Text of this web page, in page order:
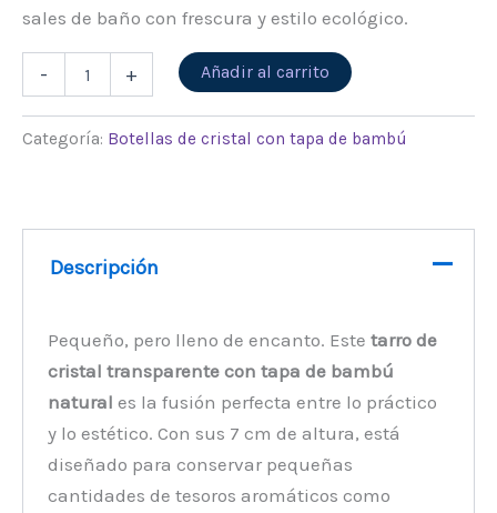
sales de baño con frescura y estilo ecológico.
- + Añadir al carrito
Categoría: Botellas de cristal con tapa de bambú
Descripción
Pequeño, pero lleno de encanto. Estetarro de
cristal transparente con tapa de bambú
natural es la fusión perfecta entre lo práctico
y lo estético. Con sus 7 cm de altura, está
diseñado para conservar pequeñas
cantidades de tesoros aromáticos como